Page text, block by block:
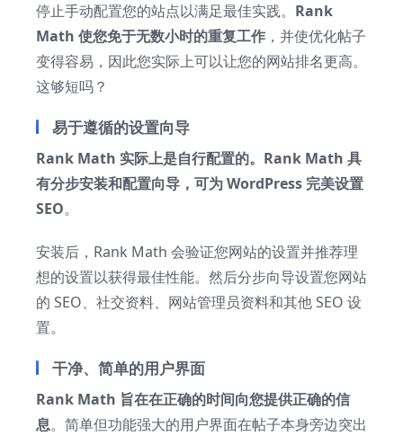
停止手动配置您的站点以满足最佳实践。 Rank
Math 使您免于无数小时的重复工作 ，并使优化帖子
变得容易，因此您实际上可以让您的网站排名更高。
这够短吗？
易于遵循的设置向导
Rank Math 实际上是自行配置的。Rank Math 具
有分步安装和配置向导，可为 WordPress 完美设置
SEO。
安装后，Rank Math 会验证您网站的设置并推荐理
想的设置以获得最佳性能。然后分步向导设置您网站
的 SEO、社交资料、网站管理员资料和其他 SEO 设
置。
干净、简单的用户界面
Rank Math 旨在在正确的时间向您提供正确的信
息。简单但功能强大的用户界面在帖子本身旁边突出